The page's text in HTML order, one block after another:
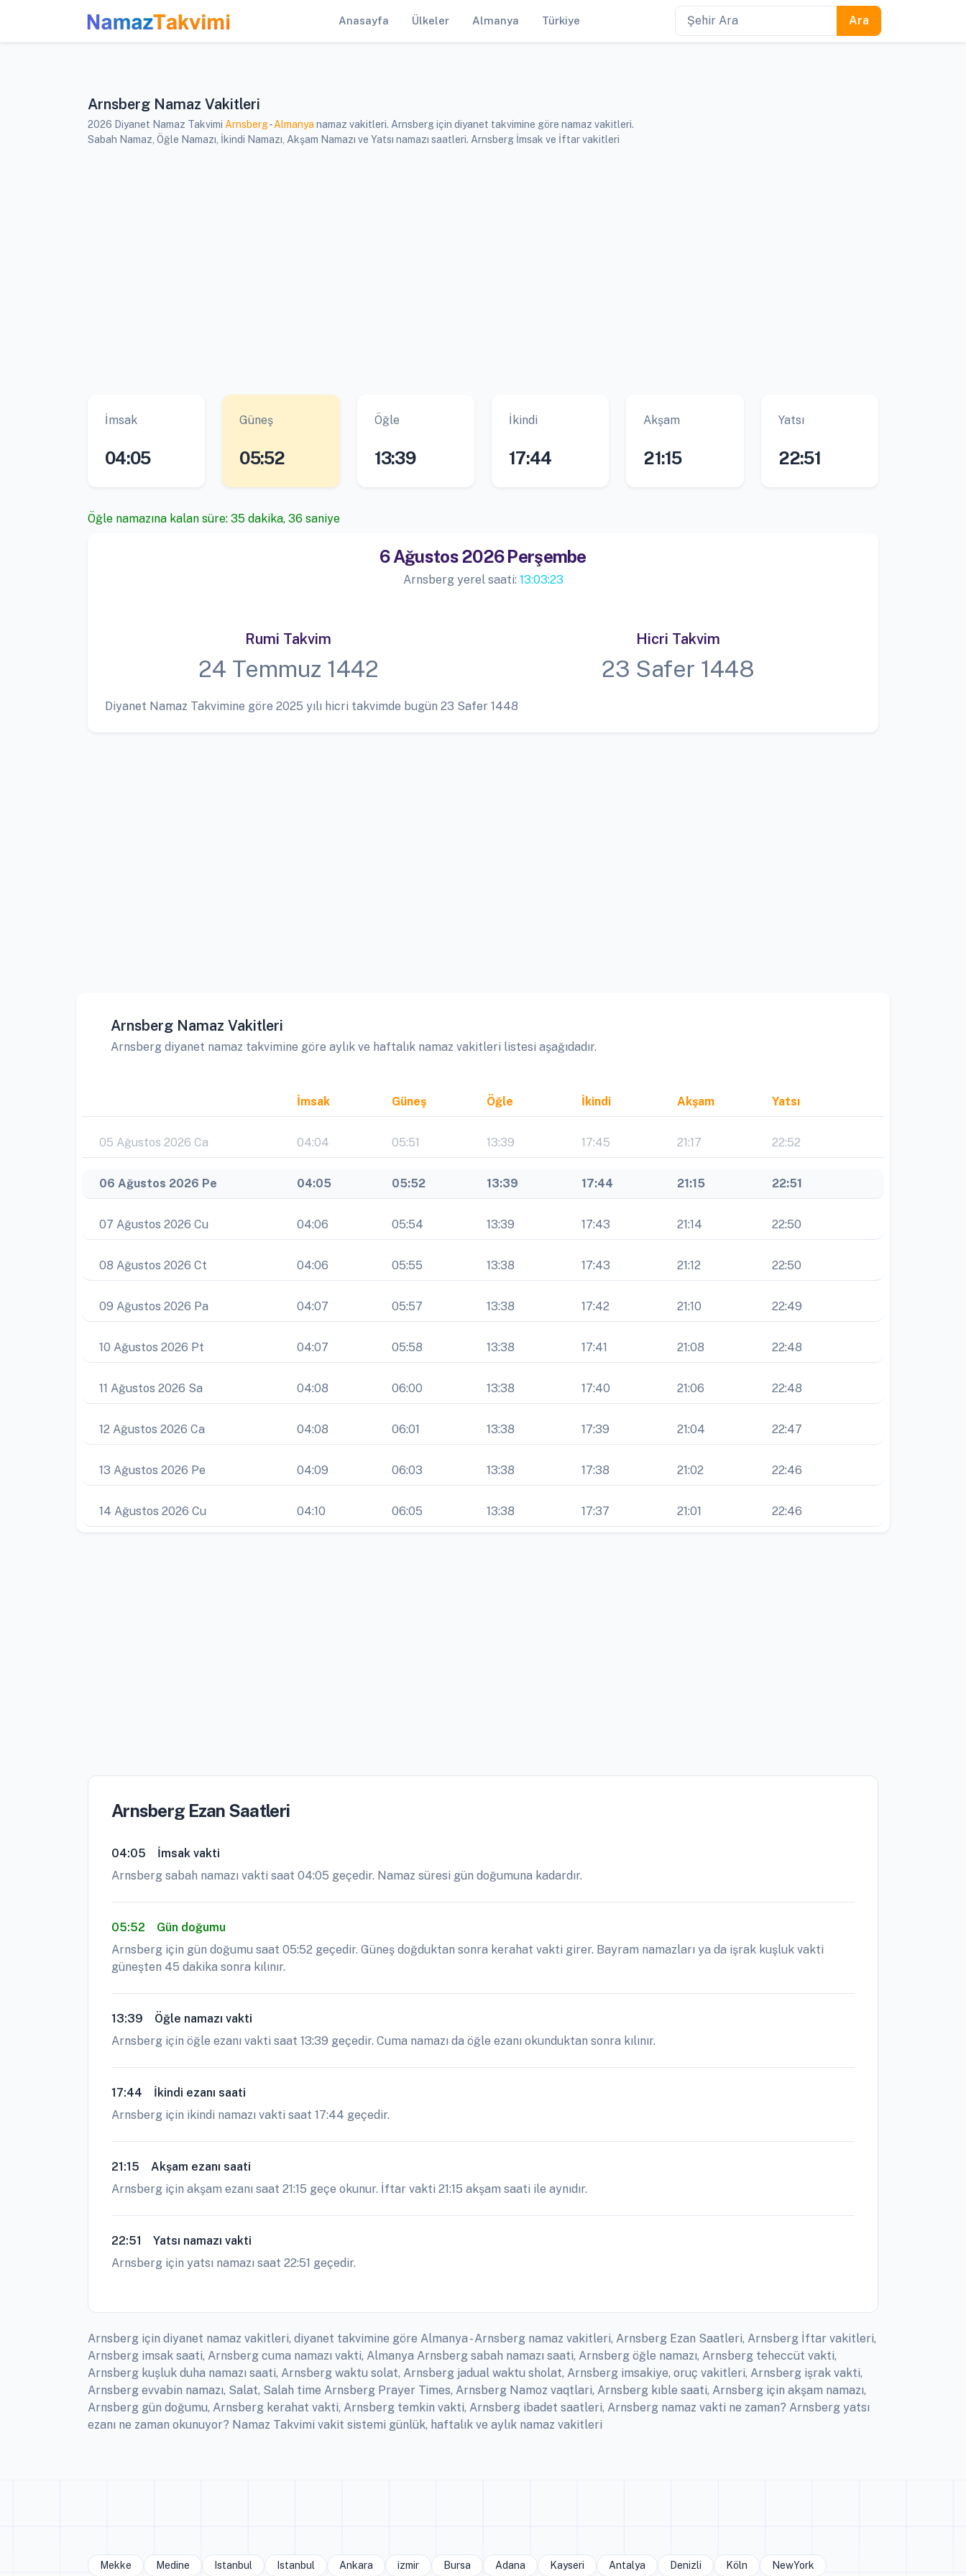
Anasayfa Ülkeler Almanya Türkiye
Arnsberg Namaz Vakitleri
2026 Diyanet Namaz Takvimi Arnsberg-Almanya namaz vakitleri. Arnsberg için diyanet takvimine göre namaz vakitleri.
Sabah Namaz, Öğle Namazı, İkindi Namazı, Akşam Namazı ve Yatsı namazı saatleri. Arnsberg İmsak ve İftar vakitleri
İmsak
04:05
Güneş
05:52
Öğle
13:39
İkindi
17:44
Akşam
21:15
Yatsı
22:51
Öğle namazına kalan süre: 35 dakika, 36 saniye
6 Ağustos 2026 Perşembe
Arnsberg yerel saati: 13:03:23
Rumi Takvim
24 Temmuz 1442
Hicri Takvim
23 Safer 1448
Diyanet Namaz Takvimine göre 2025 yılı hicri takvimde bugün 23 Safer 1448
Arnsberg Namaz Vakitleri
Arnsberg diyanet namaz takvimine göre aylık ve haftalık namaz vakitleri listesi aşağıdadır.
İmsak Güneş Öğle İkindi Akşam Yatsı
05 Ağustos 2026 Ca 04:04 05:51 13:39 17:45 21:17 22:52
06 Ağustos 2026 Pe 04:05 05:52 13:39 17:44 21:15 22:51
07 Ağustos 2026 Cu 04:06 05:54 13:39 17:43 21:14 22:50
08 Ağustos 2026 Ct 04:06 05:55 13:38 17:43 21:12 22:50
09 Ağustos 2026 Pa 04:07 05:57 13:38 17:42 21:10 22:49
10 Ağustos 2026 Pt 04:07 05:58 13:38 17:41 21:08 22:48
11 Ağustos 2026 Sa 04:08 06:00 13:38 17:40 21:06 22:48
12 Ağustos 2026 Ca 04:08 06:01 13:38 17:39 21:04 22:47
13 Ağustos 2026 Pe 04:09 06:03 13:38 17:38 21:02 22:46
14 Ağustos 2026 Cu 04:10 06:05 13:38 17:37 21:01 22:46
Arnsberg Ezan Saatleri
04:05
İmsak vakti
Arnsberg sabah namazı vakti saat 04:05 geçedir. Namaz süresi gün doğumuna kadardır.
05:52
Gün doğumu
Arnsberg için gün doğumu saat 05:52 geçedir. Güneş doğduktan sonra kerahat vakti girer. Bayram namazları ya da işrak kuşluk vakti
güneşten 45 dakika sonra kılınır.
13:39
Öğle namazı vakti
Arnsberg için öğle ezanı vakti saat 13:39 geçedir. Cuma namazı da öğle ezanı okunduktan sonra kılınır.
17:44
İkindi ezanı saati
Arnsberg için ikindi namazı vakti saat 17:44 geçedir.
21:15
Akşam ezanı saati
Arnsberg için akşam ezanı saat 21:15 geçe okunur. İftar vakti 21:15 akşam saati ile aynıdır.
22:51
Yatsı namazı vakti
Arnsberg için yatsı namazı saat 22:51 geçedir.
Arnsberg için diyanet namaz vakitleri, diyanet takvimine göre Almanya - Arnsberg namaz vakitleri, Arnsberg Ezan Saatleri, Arnsberg İftar vakitleri,
Arnsberg imsak saati, Arnsberg cuma namazı vakti, Almanya Arnsberg sabah namazı saati, Arnsberg öğle namazı, Arnsberg teheccüt vakti,
Arnsberg kuşluk duha namazı saati, Arnsberg waktu solat, Arnsberg jadual waktu sholat, Arnsberg imsakiye, oruç vakitleri, Arnsberg işrak vakti,
Arnsberg evvabin namazı, Salat, Salah time Arnsberg Prayer Times, Arnsberg Namoz vaqtlari, Arnsberg kıble saati, Arnsberg için akşam namazı,
Arnsberg gün doğumu, Arnsberg kerahat vakti, Arnsberg temkin vakti, Arnsberg ibadet saatleri, Arnsberg namaz vakti ne zaman? Arnsberg yatsı
ezanı ne zaman okunuyor? Namaz Takvimi vakit sistemi günlük, haftalık ve aylık namaz vakitleri
Mekke Medine Istanbul Istanbul Ankara izmir Bursa Adana Kayseri Antalya Denizli Köln NewYork